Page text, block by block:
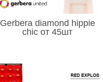
Gerbera diamond hippie
chic от 45шт